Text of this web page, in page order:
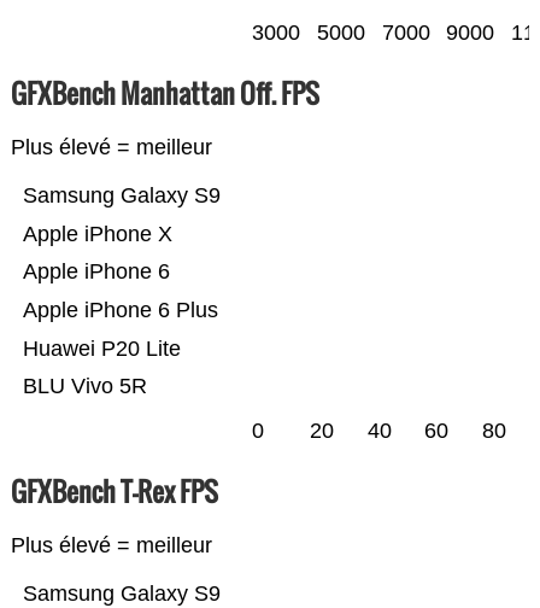
3000 5000 7000 9000
GFXBench Manhattan Off. FPS
Plus élevé = meilleur
BLU Vivo 5R
Huawei P20 Lite
Apple iPhone 6 Plus
Apple iPhone 6
Apple iPhone X
Samsung Galaxy S9
0 20 40 60 80
GFXBench T-Rex FPS
Plus élevé = meilleur
Samsung Galaxy S9